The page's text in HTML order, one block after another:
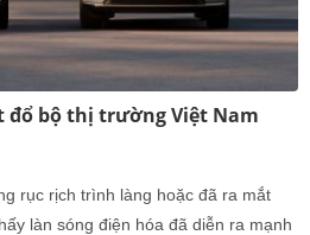
đổ bộ thị trường Việt Nam
rục rịch trình làng hoặc đã ra mắt
làn sóng điện hóa đã diễn ra mạnh